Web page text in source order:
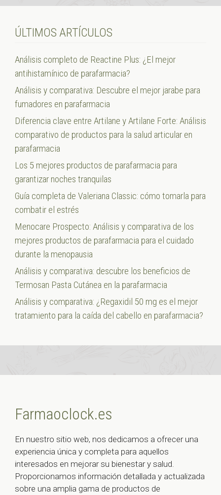
ÚLTIMOS ARTÍCULOS
Análisis completo de Reactine Plus: ¿El mejor
antihistamínico de parafarmacia?
Análisis y comparativa: Descubre el mejor jarabe para
fumadores en parafarmacia
Diferencia clave entre Artilane y Artilane Forte: Análisis
comparativo de productos para la salud articular en
parafarmacia
Los 5 mejores productos de parafarmacia para
garantizar noches tranquilas
Guía completa de Valeriana Classic: cómo tomarla para
combatir el estrés
Menocare Prospecto: Análisis y comparativa de los
mejores productos de parafarmacia para el cuidado
durante la menopausia
Análisis y comparativa: descubre los beneficios de
Termosan Pasta Cutánea en la parafarmacia
Análisis y comparativa: ¿Regaxidil 50 mg es el mejor
tratamiento para la caída del cabello en parafarmacia?
Farmaoclock.es
En nuestro sitio web, nos dedicamos a ofrecer una
experiencia única y completa para aquellos
interesados en mejorar su bienestar y salud.
Proporcionamos información detallada y actualizada
sobre una amplia gama de productos de